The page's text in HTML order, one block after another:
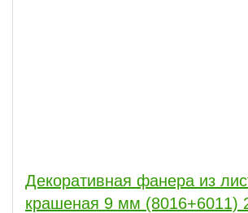
Декоративная фанера из
крашеная 9 мм (8016+6011)